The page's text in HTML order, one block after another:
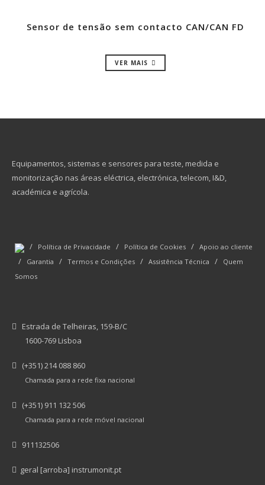
Sensor de tensão sem contacto CAN/CAN FD
VER MAIS
Equipamentos, sistemas e sensores para teste, medida e
monitorização nas áreas eléctrica, electrónica, telecom, I&D,
académica e agrícola.
/ Política de Privacidade / Política de Cookies / Apoio ao cliente
/ Garantia / Termos e Condições / Assistência Técnica /
Quem
Somos
Estrada de Telheiras, 159-B/C
1600-769 Lisboa
(+351) 214 088 860
Chamada para a rede fixa nacional
(+351) 911 132 506
Chamada para a rede móvel nacional
911132506
geral [arroba] instrumonit.pt